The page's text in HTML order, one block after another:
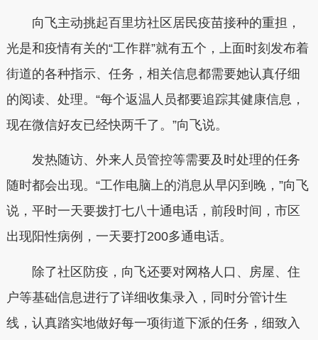
向飞主动挑起百里坊社区居民疫苗接种的重担，
光是和疫情有关的“工作群”就有五个，上面时刻发布着
街道的各种指示、任务，相关信息都需要她认真仔细
的阅读、处理。“每个返温人员都要追踪其健康信息，
现在微信好友已经快两千了。”向飞说。
发热随访、外来人员管控等需要及时处理的任务
随时都会出现。“工作电脑上的消息从早闪到晚，”向飞
说，平时一天要拨打七八十通电话，前段时间，市区
出现阳性病例，一天要打200多通电话。
除了社区防疫，向飞还要对网格人口、房屋、住
户等基础信息进行了详细收集录入，同时分管计生
线，认真踏实地做好每一项街道下派的任务，细致入